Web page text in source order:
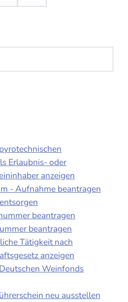
Erlaubnis- oder
anzeigen
- Aufnahme beantragen
beantragen
beantragen
Tätigkeit nach
anzeigen
Weinfonds
neu ausstellen